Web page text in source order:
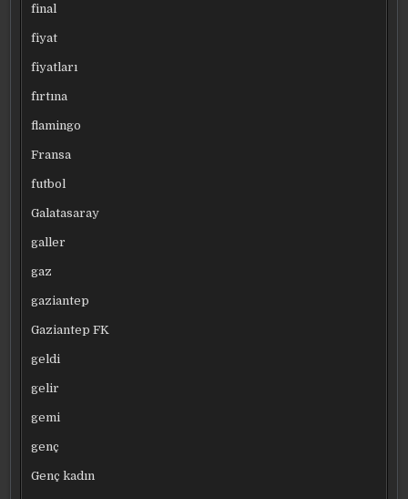
final
fiyat
fiyatları
fırtına
flamingo
Fransa
futbol
Galatasaray
galler
gaz
gaziantep
Gaziantep FK
geldi
gelir
gemi
genç
Genç kadın